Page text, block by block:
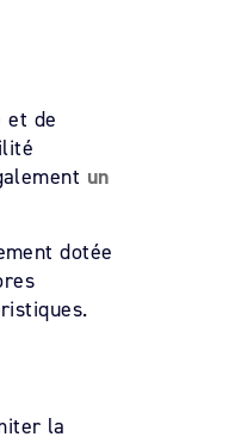
et de
un
dotée
la